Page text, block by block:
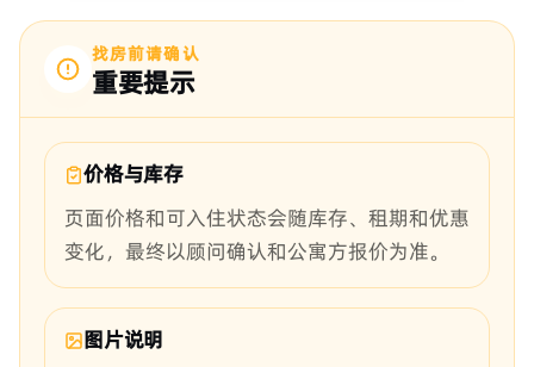
找房前请确认
重要提示
价格与库存
页面价格和可入住状态会随库存、租期和优惠
变化，最终以顾问确认和公寓方报价为准。
图片说明